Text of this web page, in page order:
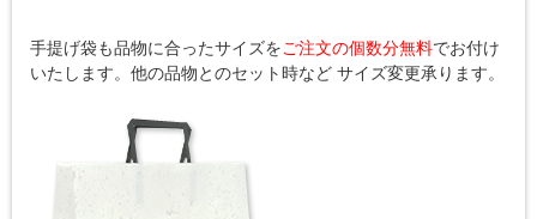
手提げ袋も品物に合ったサイズをご注文の個数分無料でお付け
いたします。他の品物とのセット時など サイズ変更承ります。